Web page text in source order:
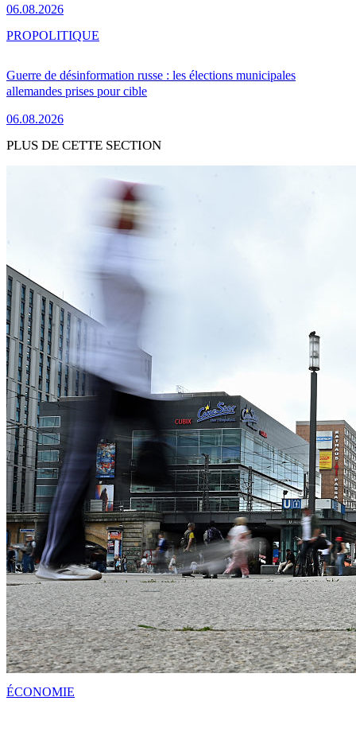
06.08.2026
Guerre de désinformation russe : les élections municipales
allemandes prises pour cible
06.08.2026
PROPOLITIQUE
PLUS DE CETTE SECTION
ÉCONOMIE